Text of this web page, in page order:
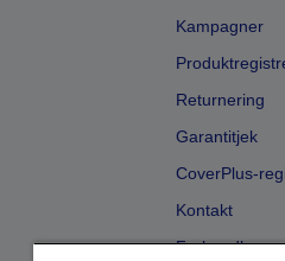
Kampagner
Returnering
Garantitjek
CoverPlus-
Kontakt